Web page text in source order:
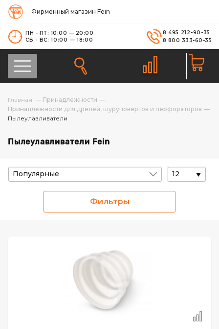
Фирменный магазин Fein
ПН - ПТ: 10:00 — 20:00
СБ - ВС: 10:00 — 18:00
8 495 212-90-35
8 800 333-60-35
Принадлежности
Принадлежности для дрелей, шуруповертов и перфораторов
Пылеулавливатели
Пылеулавливатели Fein
Фильтры
Популярные 12